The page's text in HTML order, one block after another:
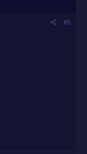
#5